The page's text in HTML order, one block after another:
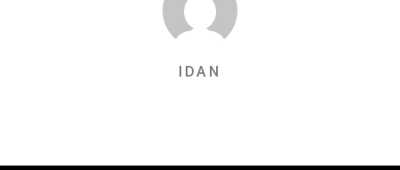
IDAN